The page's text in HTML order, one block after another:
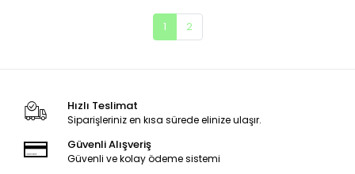
1 2
Hızlı Teslimat
Siparişleriniz en kısa sürede elinize ulaşır.
Güvenli Alışveriş
Güvenli ve kolay ödeme sistemi